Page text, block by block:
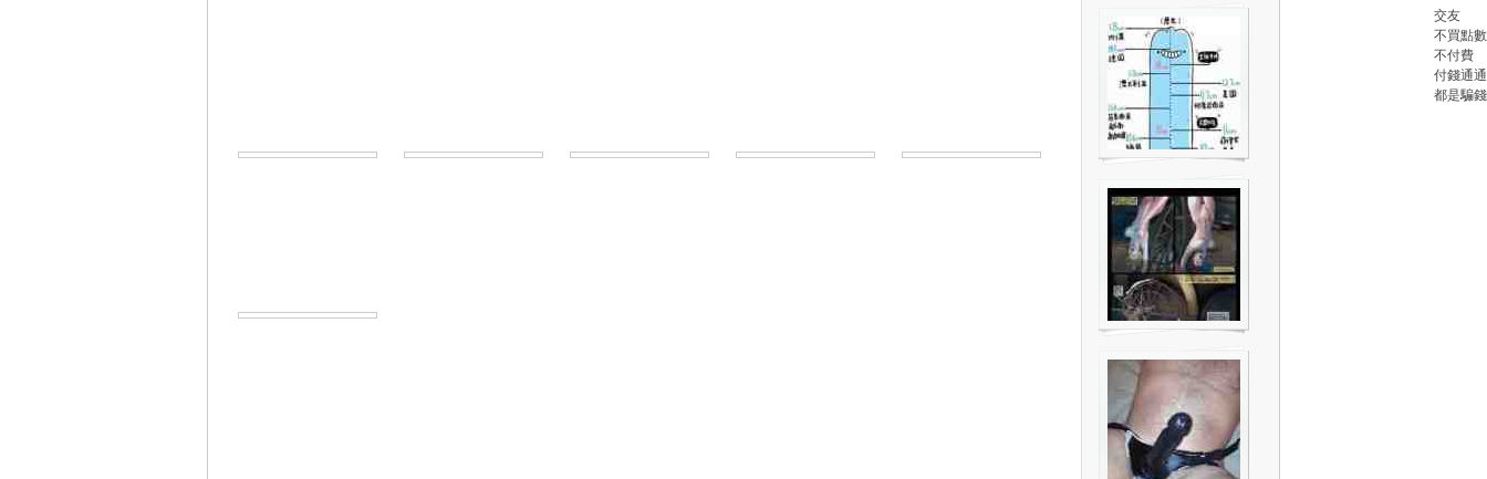
交友
不買點數
不付費
付錢通通
都是騙錢